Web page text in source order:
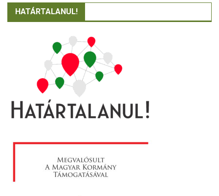
HATÁRTALANUL!